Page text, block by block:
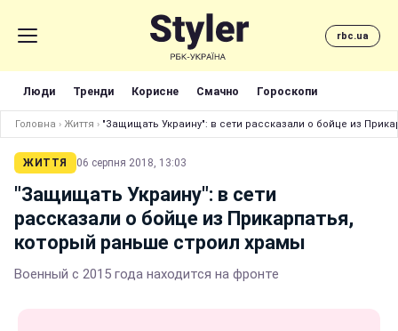
rbc.ua
Люди Тренди Корисне Смачно Гороскопи
Головна › Життя › "Защищать Украину": в сети рассказали о бойце из
ЖИТТЯ 06 серпня 2018, 13:03
"Защищать Украину": в сети
рассказали о бойце из Прикарпатья,
который раньше строил храмы
Военный с 2015 года находится на фронте